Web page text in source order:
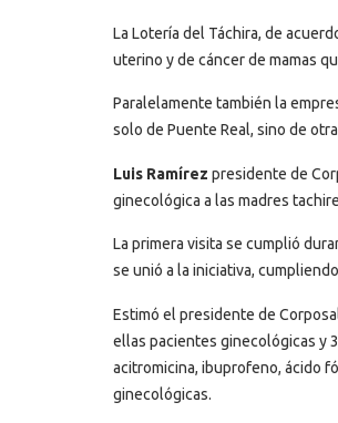
La Lotería del Táchira, de
uterino y de cáncer de mamas
Paralelamente también la
solo de Puente Real, sino de
Luis Ramírez presidente de
ginecológica a las madres
La primera visita se cumplió
se unió a la iniciativa,
Estimó el presidente de
ellas pacientes ginecológicas y
acitromicina, ibuprofeno, ácido
ginecológicas.